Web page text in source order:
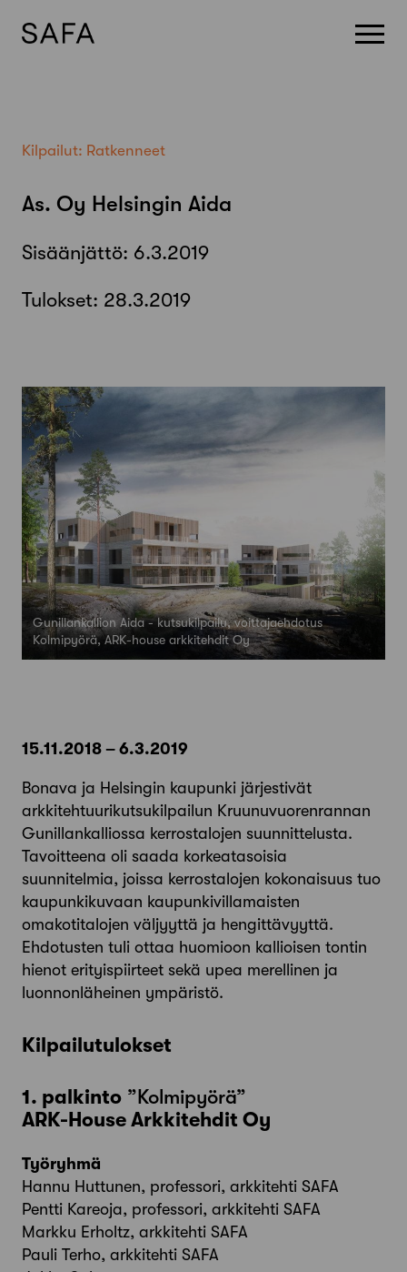
Kilpailut: Ratkenneet
As. Oy Helsingin Aida
Sisäänjättö: 6.3.2019
Tulokset: 28.3.2019
Gunillankallion Aida - kutsukilpailu, voittajaehdotus
Kolmipyörä, ARK-house arkkitehdit Oy
15.11.2018 – 6.3.2019
Bonava ja Helsingin kaupunki järjestivät
arkkitehtuurikutsukilpailun Kruunuvuorenrannan
Gunillankalliossa kerrostalojen suunnittelusta.
Tavoitteena oli saada korkeatasoisia
suunnitelmia, joissa kerrostalojen kokonaisuus tuo
kaupunkikuvaan kaupunkivillamaisten
omakotitalojen väljyyttä ja hengittävyyttä.
Ehdotusten tuli ottaa huomioon kallioisen tontin
hienot erityispiirteet sekä upea merellinen ja
luonnonläheinen ympäristö.
Kilpailutulokset
1. palkinto ”Kolmipyörä”
ARK-House Arkkitehdit Oy
Työryhmä
Hannu Huttunen, professori, arkkitehti SAFA
Pentti Kareoja, professori, arkkitehti SAFA
Markku Erholtz, arkkitehti SAFA
Pauli Terho, arkkitehti SAFA